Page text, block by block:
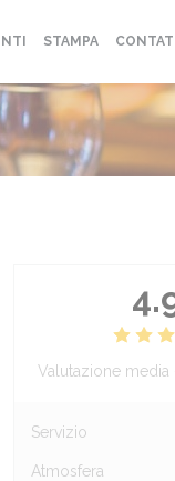
STAMPA
Valutazione
Servizio
Atmosfera